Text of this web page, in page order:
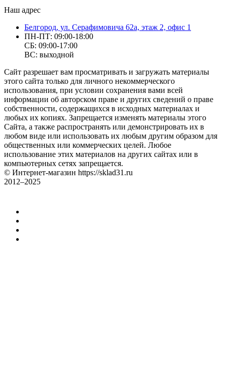
Наш адрес
Белгород, ул. Серафимовича 62а, этаж 2, офис 1
ПН-ПТ: 09:00-18:00
СБ: 09:00-17:00
ВС: выходной
Сайт разрешает вам просматривать и загружать материалы
этого сайта только для личного некоммерческого
использования, при условии сохранения вами всей
информации об авторском праве и других сведений о праве
собственности, содержащихся в исходных материалах и
любых их копиях. Запрещается изменять материалы этого
Сайта, а также распространять или демонстрировать их в
любом виде или использовать их любым другим образом для
общественных или коммерческих целей. Любое
использование этих материалов на других сайтах или в
компьютерных сетях запрещается.
© Интернет-магазин https://sklad31.ru
2012–2025